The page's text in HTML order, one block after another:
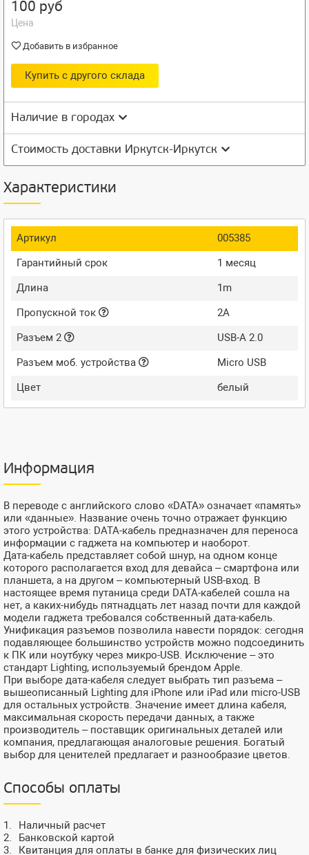
100 руб
Цена
Добавить в избранное
Купить с другого склада
Наличие в городах
Стоимость доставки Иркутск-Иркутск
Характеристики
Артикул
005385
Гарантийный срок
1 месяц
Длина
1m
Пропускной ток
2A
Разъем 2
USB-A 2.0
Разъем моб. устройства
Micro USB
Цвет
белый
Информация
В переводе с английского слово «DATA» означает «память»
или «данные». Название очень точно отражает функцию
этого устройства: DATA-кабель предназначен для переноса
информации с гаджета на компьютер и наоборот.
Дата-кабель представляет собой шнур, на одном конце
которого располагается вход для девайса – смартфона или
планшета, а на другом – компьютерный USB-вход. В
настоящее время путаница среди DATA-кабелей сошла на
нет, а каких-нибудь пятнадцать лет назад почти для каждой
модели гаджета требовался собственный дата-кабель.
Унификация разъемов позволила навести порядок: сегодня
подавляющее большинство устройств можно подсоединить
к ПК или ноутбуку через микро-USB. Исключение – это
стандарт Lighting, используемый брендом Apple.
При выборе дата-кабеля следует выбрать тип разъема –
вышеописанный Lighting для iPhone или iPad или micro-USB
для остальных устройств. Значение имеет длина кабеля,
максимальная скорость передачи данных, а также
производитель – поставщик оригинальных деталей или
компания, предлагающая аналоговые решения. Богатый
выбор для ценителей предлагает и разнообразие цветов.
Способы оплаты
Наличный расчет
Банковской картой
Квитанция для оплаты в банке для физических лиц